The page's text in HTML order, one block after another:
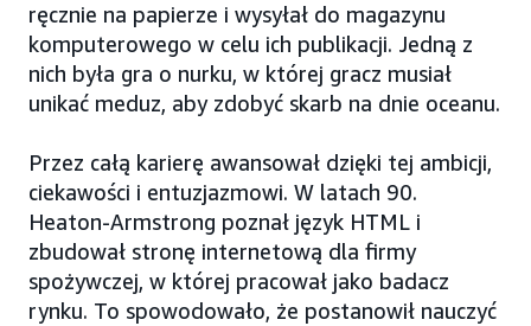
ręcznie na papierze i wysyłał do magazynu
komputerowego w celu ich publikacji. Jedną z
nich była gra o nurku, w której gracz musiał
unikać meduz, aby zdobyć skarb na dnie oceanu.
Przez całą karierę awansował dzięki tej ambicji,
ciekawości i entuzjazmowi. W latach 90.
Heaton-Armstrong poznał język HTML i
zbudował stronę internetową dla firmy
spożywczej, w której pracował jako badacz
rynku. To spowodowało, że postanowił nauczyć